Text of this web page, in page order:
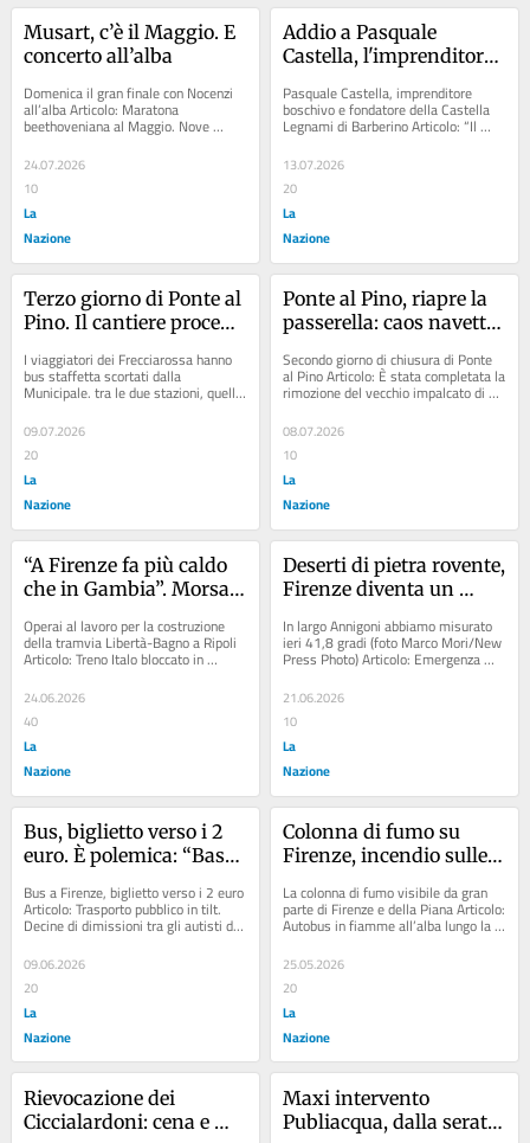
Musart, c’è il Maggio. E
concerto all’alba
Domenica il gran finale con Nocenzi
all’alba Articolo: Maratona
beethoveniana al Maggio. Nove
sinfonie per sognare ancora Articolo:
La Festa della...
24.07.2026
10
La
Nazione
Addio a Pasquale
Castella, l'imprenditore
boschi del Mugello
Pasquale Castella, imprenditore
boschivo e fondatore della Castella
Legnami di Barberino Articolo: “Il
bosco brucia”, chiama i vigili del fuoco
e...
13.07.2026
20
La
Nazione
Terzo giorno di Ponte al
Pino. Il cantiere procede
polemica sulle navette
I viaggiatori dei Frecciarossa hanno
bus staffetta scortati dalla
Municipale. tra le due stazioni, quelli
dei regionali no Terzo giorno della
prima...
09.07.2026
20
La
Nazione
Ponte al Pino, riapre la
passerella: caos navette
lunghi, nessun
rimborso”
Secondo giorno di chiusura di Ponte
al Pino Articolo: È stata completata la
rimozione del vecchio impalcato di
Ponte al Pino, cavalcaferrovia nel...
08.07.2026
10
La
Nazione
“A Firenze fa più caldo
che in Gambia”. Morsa
la strategia degli
uomini-tram: “Salvi
Operai al lavoro per la costruzione
della tramvia Libertà-Bagno a Ripoli
Articolo: Treno Italo bloccato in
né...
24.06.2026
40
La
Nazione
Deserti di pietra rovente,
Firenze diventa un
riportare il verde. Ecco
dove togliere l’asfalto
In largo Annigoni abbiamo misurato
ieri 41,8 gradi (foto Marco Mori/New
Press Photo) Articolo: Emergenza
caldo, il meteorologo Lombroso:
“L’ondata...
21.06.2026
10
La
Nazione
Bus, biglietto verso i 2
euro. È polemica: “Basta
controlli. Molti non
pagano la corsa”
Bus a Firenze, biglietto verso i 2 euro
Articolo: Trasporto pubblico in tilt.
Decine di dimissioni tra gli autisti di
09.06.2026
20
La
Nazione
Colonna di fumo su
Firenze, incendio sulle
La colonna di fumo visibile da gran
parte di Firenze e della Piana Articolo:
Autobus in fiamme all’alba lungo la
FiPiLi, arrivano i vigili del fuoco...
25.05.2026
20
La
Nazione
Rievocazione dei
Ciccialardoni: cena e
Maxi intervento
Publiacqua, dalla serata